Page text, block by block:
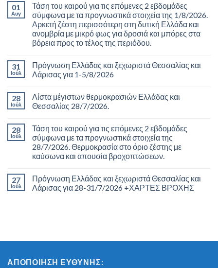
01
Αυγ
Τάση του καιρού για τις επόμενες 2 εβδομάδες
σύμφωνα με τα προγνωστικά στοιχεία της 1/8/2026.
Αρκετή ζέστη περισσότερη στη δυτική Ελλάδα και
ανομβρία με μικρό φως για δροσιά και μπόρες στα
βόρεια προς το τέλος της περιόδου.
31
Ιούλ
Πρόγνωση Ελλάδας και ξεχωριστά Θεσσαλίας και
Λάρισας για 1-5/8/2026
28
Ιούλ
Λίστα μέγιστων θερμοκρασιών Ελλάδας και
Θεσσαλίας 28/7/2026.
28
Ιούλ
Τάση του καιρού για τις επόμενες 2 εβδομάδες
σύμφωνα με τα προγνωστικά στοιχεία της
28/7/2026. Θερμοκρασία στο όριο ζέστης με
καύσωνα και απουσία βροχοπτώσεων.
27
Ιούλ
Πρόγνωση Ελλάδας και ξεχωριστά Θεσσαλίας και
Λάρισας για 28-31/7/2026 +ΧΑΡΤΕΣ ΒΡΟΧΗΣ
ΑΠΟΠΟΊΗΣΗ ΕΥΘΎΝΗΣ: